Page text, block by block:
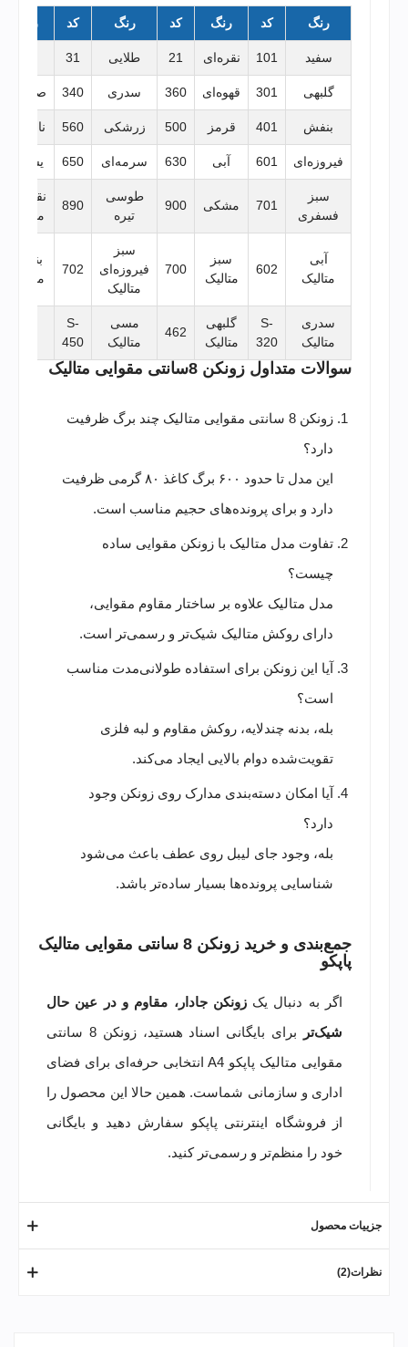
رنگ کد رنگ کد رنگ کد رنگ
سفید 101 نقره‌ای 21 طلایی 31
گلبهی 301 قهوه‌ای 360 سدری 340 صورتی
بنفش 401 قرمز 500 زرشکی 560 نارنجی
فیروزه‌ای 601 آبی 630 سرمه‌ای 650 یشمی
سبز
فسفری
701 مشکی 900
طوسی
تیره
890
نقره‌ای
متالیک
آبی
متالیک
602
سبز
متالیک
700
سبز
فیروزه‌ای
متالیک
702
بنفش
متالیک
سدری
متالیک
S-
320
گلبهی
متالیک
462
مسی
متالیک
S-
450
سوالات متداول زونکن 8سانتی مقوایی متالیک
زونکن 8 سانتی مقوایی متالیک چند برگ ظرفیت
دارد؟
این مدل تا حدود ۶۰۰ برگ کاغذ ۸۰ گرمی ظرفیت
دارد و برای پرونده‌های حجیم مناسب است.
تفاوت مدل متالیک با زونکن مقوایی ساده
چیست؟
مدل متالیک علاوه بر ساختار مقاوم مقوایی،
دارای روکش متالیک شیک‌تر و رسمی‌تر است.
آیا این زونکن برای استفاده طولانی‌مدت مناسب
است؟
بله، بدنه چندلایه، روکش مقاوم و لبه فلزی
تقویت‌شده دوام بالایی ایجاد می‌کند.
آیا امکان دسته‌بندی مدارک روی زونکن وجود
دارد؟
بله، وجود جای لیبل روی عطف باعث می‌شود
شناسایی پرونده‌ها بسیار ساده‌تر باشد.
جمع‌بندی و خرید زونکن 8 سانتی مقوایی متالیک
پاپکو
اگر به دنبال یکزونکن جادار، مقاوم و در عین حال
شیک‌تر
برای بایگانی اسناد هستید، زونکن 8 سانتی
مقوایی متالیک پاپکو A4 انتخابی حرفه‌ای برای فضای
اداری و سازمانی شماست. همین حالا این محصول را
از فروشگاه اینترنتی پاپکو سفارش دهید و بایگانی
خود را منظم‌تر و رسمی‌تر کنید.
جزییات محصول
نظرات(2)